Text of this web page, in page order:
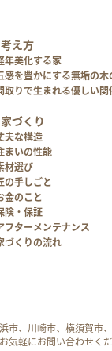
考え方
年美化する家
感を豊かにする無垢の木
取りで生まれる優しい関
家づくり
夫な構造
まいの性能
材選び
の手しごと
金のこと
険・保証
フターメンテナンス
づくりの流れ
、川崎市、横須賀市
気軽にお問い合わせく